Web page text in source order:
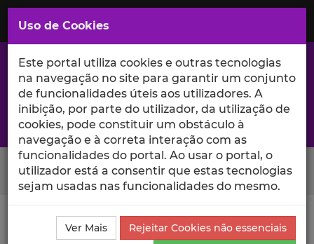
Saltar
para
Conteúdo
Principal
A excelência da investigação e ciência no Iscte
Search Button
Ciência_Iscte Comunicações
Descrição Detalhada
da Comunicação
Uso de Cookies
Este portal utiliza cookies e outras tecnologias
na navegação no site para garantir um conjunto
de funcionalidades úteis aos utilizadores. A
inibição, por parte do utilizador, da utilização de
cookies, pode constituir um obstáculo à
navegação e à correta interação com as
funcionalidades do portal. Ao usar o portal, o
utilizador está a consentir que estas tecnologias
sejam usadas nas funcionalidades do mesmo.
Ver Mais
Rejeitar Cookies não essenciais